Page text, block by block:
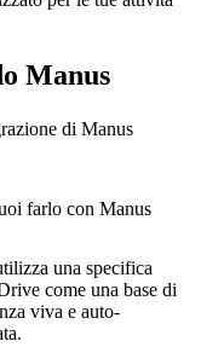
Manus
di Manus
farlo con Manus
una specifica
come una base di
viva e auto-